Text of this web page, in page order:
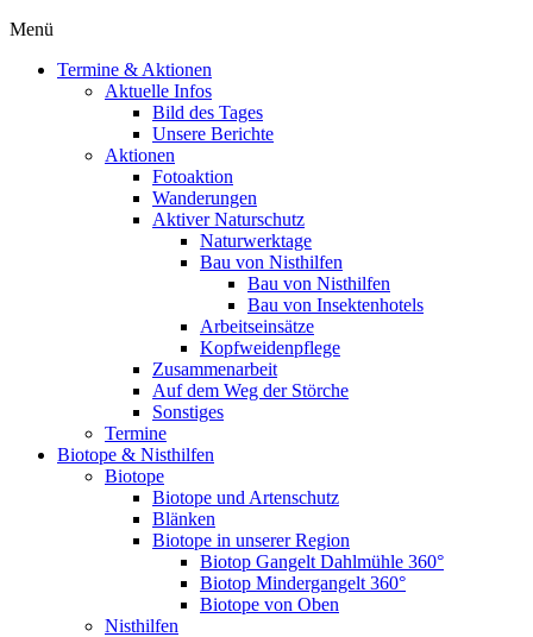
Menü
Termine & Aktionen
Aktuelle Infos
Bild des Tages
Unsere Berichte
Aktionen
Fotoaktion
Wanderungen
Aktiver Naturschutz
Naturwerktage
Bau von Nisthilfen
Bau von Nisthilfen
Bau von Insektenhotels
Arbeitseinsätze
Kopfweidenpflege
Zusammenarbeit
Auf dem Weg der Störche
Sonstiges
Termine
Biotope & Nisthilfen
Biotope
Biotope und Artenschutz
Blänken
Biotope in unserer Region
Biotop Gangelt Dahlmühle 360°
Biotop Mindergangelt 360°
Biotope von Oben
Nisthilfen